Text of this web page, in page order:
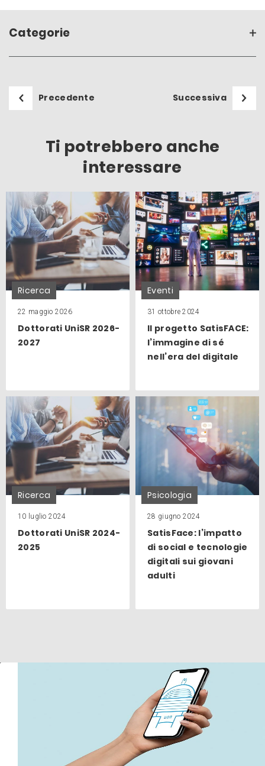
Categorie
Precedente Successiva
Ti potrebbero anche
interessare
Ricerca
22 maggio 2026
Dottorati UniSR 2026-
2027
Eventi
31 ottobre 2024
Il progetto SatisFACE:
l’immagine di sé
nell’era del digitale
Ricerca
10 luglio 2024
Dottorati UniSR 2024-
2025
Psicologia
28 giugno 2024
SatisFace: l’impatto
di social e tecnologie
digitali sui giovani
adulti